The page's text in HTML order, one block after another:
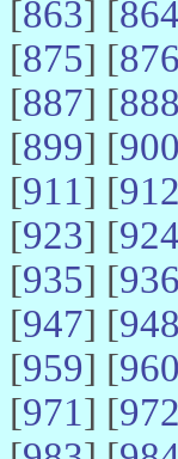
[863] [864
[875] [876
[887] [888
[899] [900
[911] [912
[923] [924
[935] [936
[947] [948
[959] [960
[971] [972